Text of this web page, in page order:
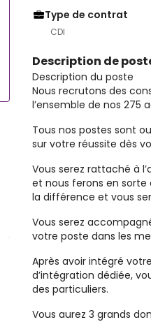
Type de contrat
CDI
Description de
Description du poste
Nous recrutons des
l’ensemble de nos 275
Tous nos postes sont
sur votre réussite dès
Vous serez rattaché à
et nous ferons en sorte
la différence et vous
Vous serez
votre poste dans les
Après avoir intégré
d’intégration dédiée,
des particuliers.
Vous aurez 3 grands